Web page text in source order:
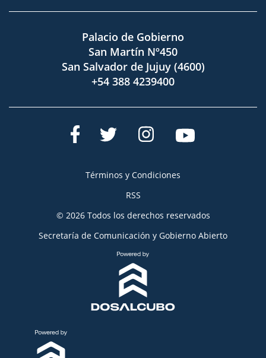
Palacio de Gobierno
San Martín Nº450
San Salvador de Jujuy (4600)
+54 388 4239400
Términos y Condiciones
RSS
© 2026 Todos los derechos reservados
Secretaría de Comunicación y Gobierno Abierto